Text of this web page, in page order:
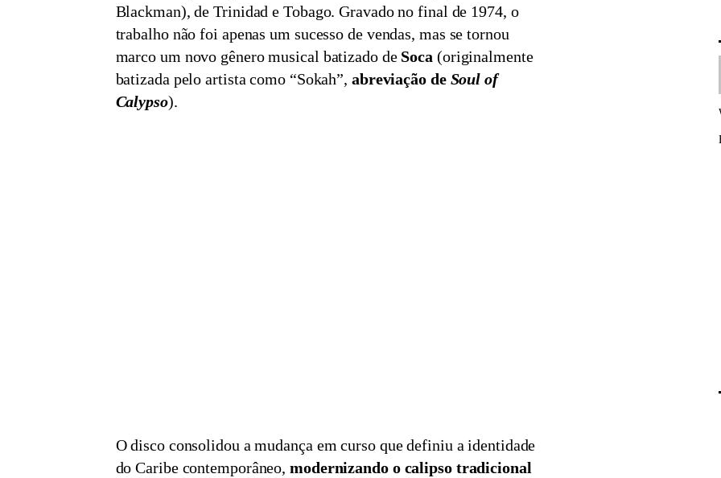
Blackman), de Trinidad e Tobago. Gravado no final de 1974, o
trabalho não foi apenas um sucesso de vendas, mas se tornou
marco um novo gênero musical batizado de Soca (originalmente
batizada pelo artista como “Sokah”, abreviação de Soul of
Calypso).
O disco consolidou a mudança em curso que definiu a identidade
do Caribe contemporâneo,modernizando o calipso tradicional